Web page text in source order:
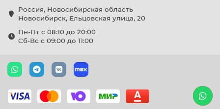
Россия, Новосибирская область
Новосибирск, Ельцовская улица, 20
Пн-Пт с 08:10 до 20:00
Сб-Вс с 09:00 до 11:00